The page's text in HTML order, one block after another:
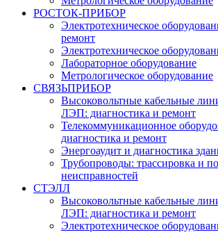
РОСТОК-ПРИБОР
Электротехническое
ремонт
Электротехническое
Лабораторное оборудование
Метрологическое оборудование
СВЯЗЬПРИБОР
Высоковольтные кабельные
ЛЭП: диагностика и ремонт
Телекоммуникационное
диагностика и ремонт
Энергоаудит и диагностика
Трубопроводы: трассировка и
неисправностей
СТЭЛЛ
Высоковольтные кабельные
ЛЭП: диагностика и ремонт
Электротехническое